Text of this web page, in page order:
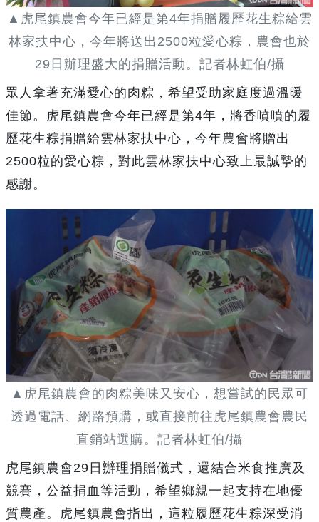
▲虎尾鎮農會今年已經是第4年捐贈履歷花生粽給雲
林家扶中心，今年將送出2500粒愛心粽，農會也於
29日辦理盛大的捐贈活動。記者林虹伯/攝
眾人拿著充滿愛心的肉粽，希望受助家庭度過溫暖
佳節。虎尾鎮農會今年已經是第4年，將香噴噴的履
歷花生粽捐贈給雲林家扶中心，今年農會將贈出
2500粒的愛心粽，對此雲林家扶中心致上最誠摯的
感謝。
▲虎尾鎮農會的肉粽美味又安心，想嘗試的民眾可
透過電話、網路預購，或直接前往虎尾鎮農會農民
直銷站選購。記者林虹伯/攝
虎尾鎮農會29日辦理捐贈儀式，還結合米食推廣及
競賽，公益捐血等活動，希望鄉親一起支持在地優
質農產。虎尾鎮農會指出，這粒履歷花生粽深受消